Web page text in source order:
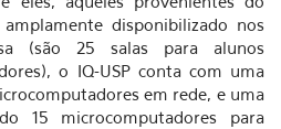
amplamente disponibilizado nos
(são 25 salas para alunos
o IQ-USP conta com uma
em rede, e uma
15 microcomputadores para